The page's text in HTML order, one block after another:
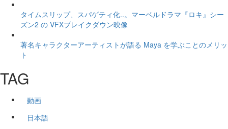
タイムスリップ、スパゲティ化..。マーベルドラマ『ロキ』シー
ズン2 の VFXブレイクダウン映像
著名キャラクターアーティストが語る Maya を学ぶことのメリッ
ト
TAG
動画
日本語